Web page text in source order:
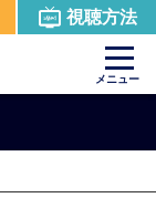
視聴方法
メニュー